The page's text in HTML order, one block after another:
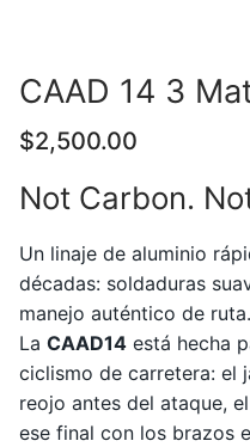
CAAD 14 3
$2,500.00
Not Carbon.
Un linaje de aluminio
décadas: soldaduras
manejo auténtico de ruta.
La CAAD14 está hecha
ciclismo de carretera: el
reojo antes del ataque,
ese final con los brazos